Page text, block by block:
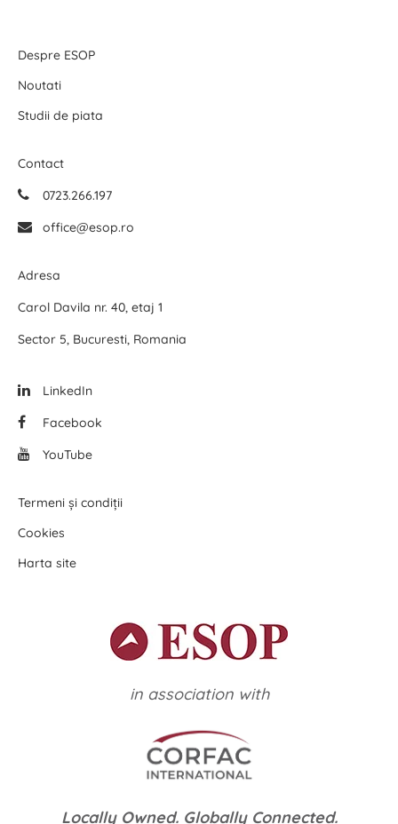
Despre ESOP
Noutati
Studii de piata
Contact
0723.266.197
office@esop.ro
Adresa
Carol Davila nr. 40, etaj 1
Sector 5, Bucuresti, Romania
LinkedIn
Facebook
YouTube
Termeni și condiții
Cookies
Harta site
in association with
Locally Owned. Globally Connected.